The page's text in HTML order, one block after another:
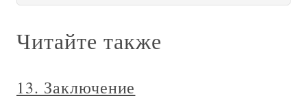
Читайте также
13. Заключение